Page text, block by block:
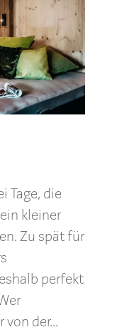
Tage, die
kleiner
Zu spät für
perfekt
der...